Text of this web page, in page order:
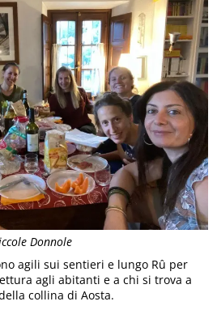
Donnole
agili sui sentieri e lungo Rû per
agli abitanti e a chi si trova a
collina di Aosta.